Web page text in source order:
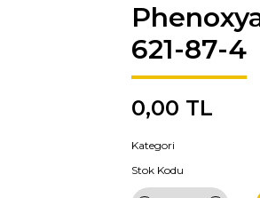
621-87-4
0,00 TL
Kategori
Stok Kodu